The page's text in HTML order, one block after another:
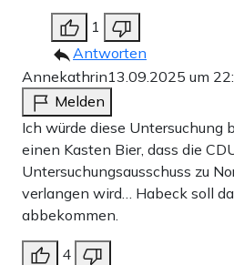
1
Antworten
Annekathrin13.09.2025 um
Melden
Ich würde diese Untersuchung
einen Kasten Bier, dass die
Untersuchungsausschuss zu
verlangen wird… Habeck soll
abbekommen.
4